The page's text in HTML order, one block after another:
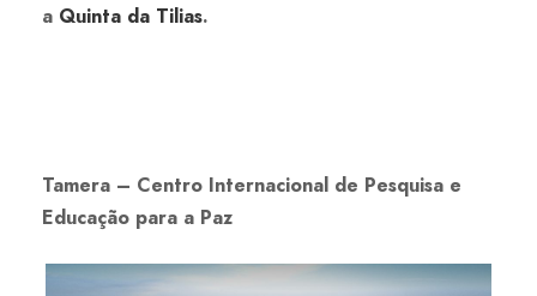
a Quinta da Tilias.
Tamera – Centro Internacional de Pesquisa e
Educação para a Paz